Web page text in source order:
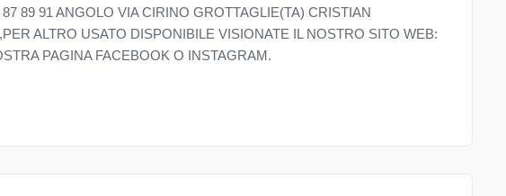
89 91 ANGOLO VIA CIRINO GROTTAGLIE(TA) CRISTIAN
ALTRO USATO DISPONIBILE VISIONATE IL NOSTRO SITO WEB:
PAGINA FACEBOOK O INSTAGRAM.